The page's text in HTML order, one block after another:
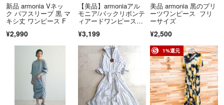
新品 armonia Vネッ
ク パフスリーブ 黒 マ
キシ丈 ワンピース F
¥2,990
【美品】armoniaアル
モニア/バックリボンテ
ィアードワンピース楊
¥3,199
美品 armonia 黒のプリ
ーツワンピース フリ
ーサイズ
¥2,500
1%還元